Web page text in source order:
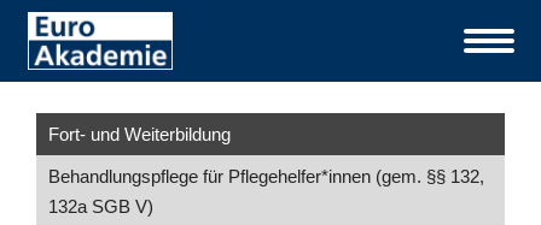
Fort- und Weiterbildung
Behandlungspflege für Pflegehelfer​*innen (gem. §§ 132,
132a SGB V)